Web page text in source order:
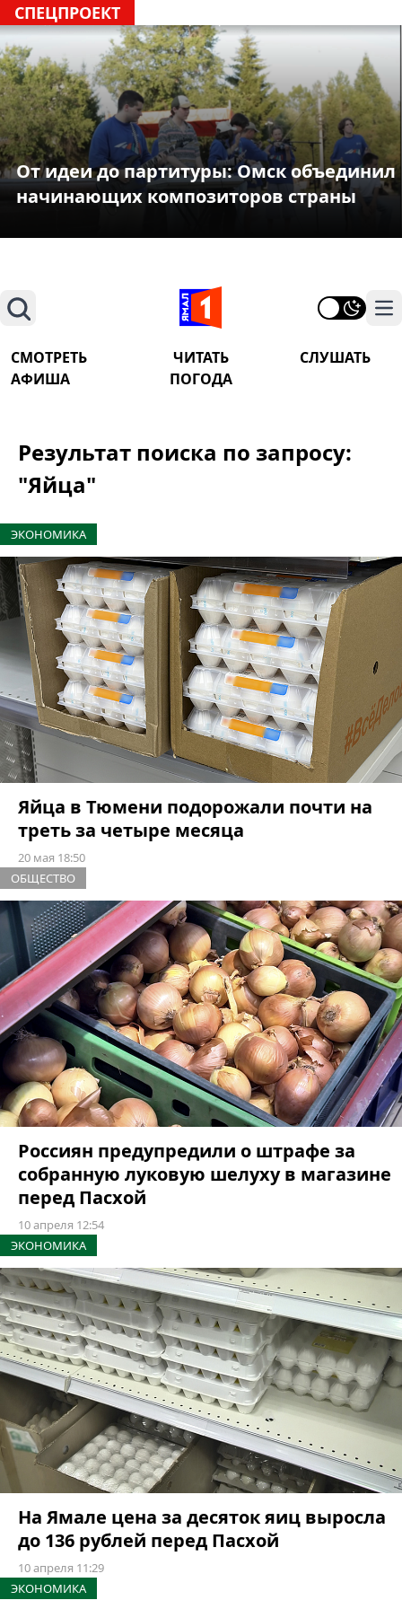
СПЕЦПРОЕКТ
От идеи до партитуры: Омск объединил
начинающих композиторов страны
Поиск
СМОТРЕТЬ ЧИТАТЬ
СЛУШАТЬ
АФИША
ПОГОДА
Результат поиска по запросу:
"Яйца"
ЭКОНОМИКА
Яйца в Тюмени подорожали почти на
треть за четыре месяца
20 мая 18:50
ОБЩЕСТВО
Россиян предупредили о штрафе за
собранную луковую шелуху в магазине
перед Пасхой
10 апреля 12:54
ЭКОНОМИКА
На Ямале цена за десяток яиц выросла
до 136 рублей перед Пасхой
10 апреля 11:29
ЭКОНОМИКА